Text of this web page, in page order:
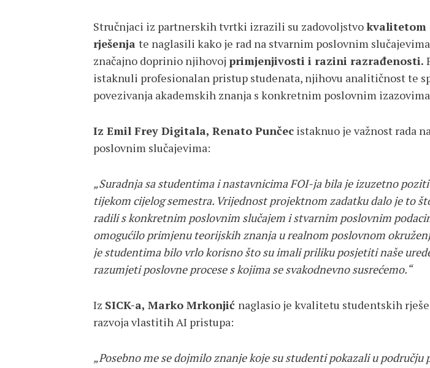
Stručnjaci iz partnerskih tvrtki izrazili su zadovoljstvokvalitetom
rješenja te naglasili kako je rad na stvarnim poslovnim
značajno doprinio njihovoj primjenjivosti i razini razrađenosti.
istaknuli profesionalan pristup studenata, njihovu analitičnost te
povezivanja akademskih znanja s konkretnim poslovnim
Iz Emil Frey Digitala, Renato Punčec istaknuo je važnost rada
poslovnim slučajevima:
„Suradnja sa studentima i nastavnicima FOI-ja bila je izuzetno
tijekom cijelog semestra. Vrijednost projektnom zadatku dalo je to
radili s konkretnim poslovnim slučajem i stvarnim poslovnim
omogućilo primjenu teorijskih znanja u realnom poslovnom
je studentima bilo vrlo korisno što su imali priliku posjetiti naše
razumjeti poslovne procese s kojima se svakodnevno susrećemo.“
Iz SICK-a, Marko Mrkonjić naglasio je kvalitetu studentskih
razvoja vlastitih AI pristupa:
„Posebno me se dojmilo znanje koje su studenti pokazali u području